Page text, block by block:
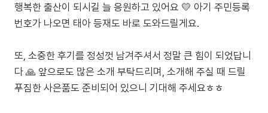
행복한 출산이 되시길 늘 응원하고 있어요 💛 아기 주민등록
번호가 나오면 태아 등재도 바로 도와드릴게요.
또, 소중한 후기를 정성껏 남겨주셔서 정말 큰 힘이 되었답니
다 🙏 앞으로도 많은 소개 부탁드리며, 소개해 주실 때 드릴
푸짐한 사은품도 준비되어 있으니 기대해 주세요ㅎㅎ